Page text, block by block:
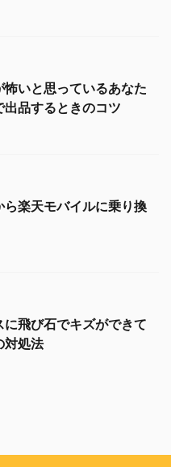
怖いと思っているあなた
品するときのコツ
ら楽天モバイルに乗り換
に飛び石でキズができて
対処法